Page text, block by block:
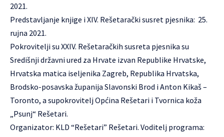
2021.
Predstavljanje knjige i XIV. Rešetarački susret pjesnika: 25.
rujna 2021.
Pokrovitelji su XXIV. Rešetaračkih susreta pjesnika su
Središnji državni ured za Hrvate izvan Republike Hrvatske,
Hrvatska matica iseljenika Zagreb, Republika Hrvatska,
Brodsko-posavska županija Slavonski Brod i Anton Kikaš –
Toronto, a supokrovitelj Općina Rešetari i Tvornica koža
„Psunj“ Rešetari.
Organizator: KLD “Rešetari” Rešetari. Voditelj programa: